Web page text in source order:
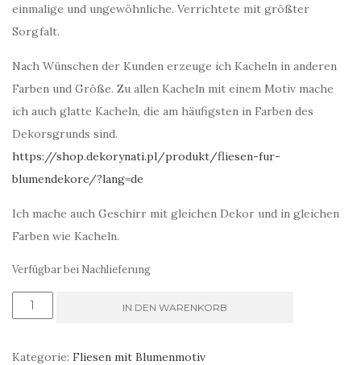
einmalige und ungewöhnliche. Verrichtete mit größter
Sorgfalt.
Nach Wünschen der Kunden erzeuge ich Kacheln in anderen
Farben und Größe. Zu allen Kacheln mit einem Motiv mache
ich auch glatte Kacheln, die am häufigsten in Farben des
Dekorsgrunds sind.
https://shop.dekorynati.pl/produkt/fliesen-fur-
blumendekore/?lang=de
Ich mache auch Geschirr mit gleichen Dekor und in gleichen
Farben wie Kacheln.
Verfügbar bei Nachlieferung
Dekor
IN DEN WARENKORB
Kategorie: Fliesen mit Blumenmotiv